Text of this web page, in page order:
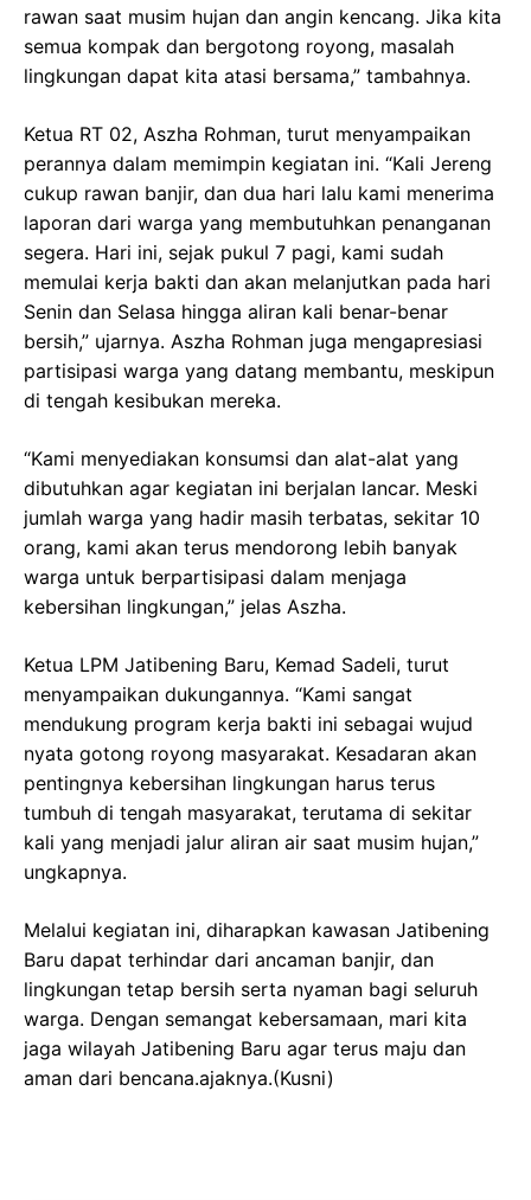
rawan saat musim hujan dan angin kencang. Jika kita
semua kompak dan bergotong royong, masalah
lingkungan dapat kita atasi bersama,” tambahnya.
Ketua RT 02, Aszha Rohman, turut menyampaikan
perannya dalam memimpin kegiatan ini. “Kali Jereng
cukup rawan banjir, dan dua hari lalu kami menerima
laporan dari warga yang membutuhkan penanganan
segera. Hari ini, sejak pukul 7 pagi, kami sudah
memulai kerja bakti dan akan melanjutkan pada hari
Senin dan Selasa hingga aliran kali benar-benar
bersih,” ujarnya. Aszha Rohman juga mengapresiasi
partisipasi warga yang datang membantu, meskipun
di tengah kesibukan mereka.
“Kami menyediakan konsumsi dan alat-alat yang
dibutuhkan agar kegiatan ini berjalan lancar. Meski
jumlah warga yang hadir masih terbatas, sekitar 10
orang, kami akan terus mendorong lebih banyak
warga untuk berpartisipasi dalam menjaga
kebersihan lingkungan,” jelas Aszha.
Ketua LPM Jatibening Baru, Kemad Sadeli, turut
menyampaikan dukungannya. “Kami sangat
mendukung program kerja bakti ini sebagai wujud
nyata gotong royong masyarakat. Kesadaran akan
pentingnya kebersihan lingkungan harus terus
tumbuh di tengah masyarakat, terutama di sekitar
kali yang menjadi jalur aliran air saat musim hujan,”
ungkapnya.
Melalui kegiatan ini, diharapkan kawasan Jatibening
Baru dapat terhindar dari ancaman banjir, dan
lingkungan tetap bersih serta nyaman bagi seluruh
warga. Dengan semangat kebersamaan, mari kita
jaga wilayah Jatibening Baru agar terus maju dan
aman dari bencana.ajaknya.(Kusni)